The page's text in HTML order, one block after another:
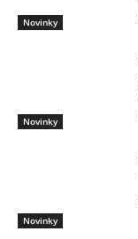
Novinky
Novinky
Novinky